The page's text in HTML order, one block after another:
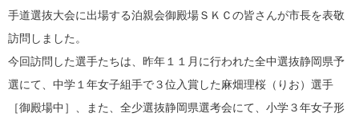
手道選抜大会に出場する泊親会御殿場ＳＫＣの皆さんが市長を表敬
訪問しました。
今回訪問した選手たちは、昨年１１月に行われた全中選抜静岡県予
選にて、中学１年女子組手で３位入賞した麻畑理桜（りお）選手
［御殿場中］、また、全少選抜静岡県選考会にて、小学３年女子形